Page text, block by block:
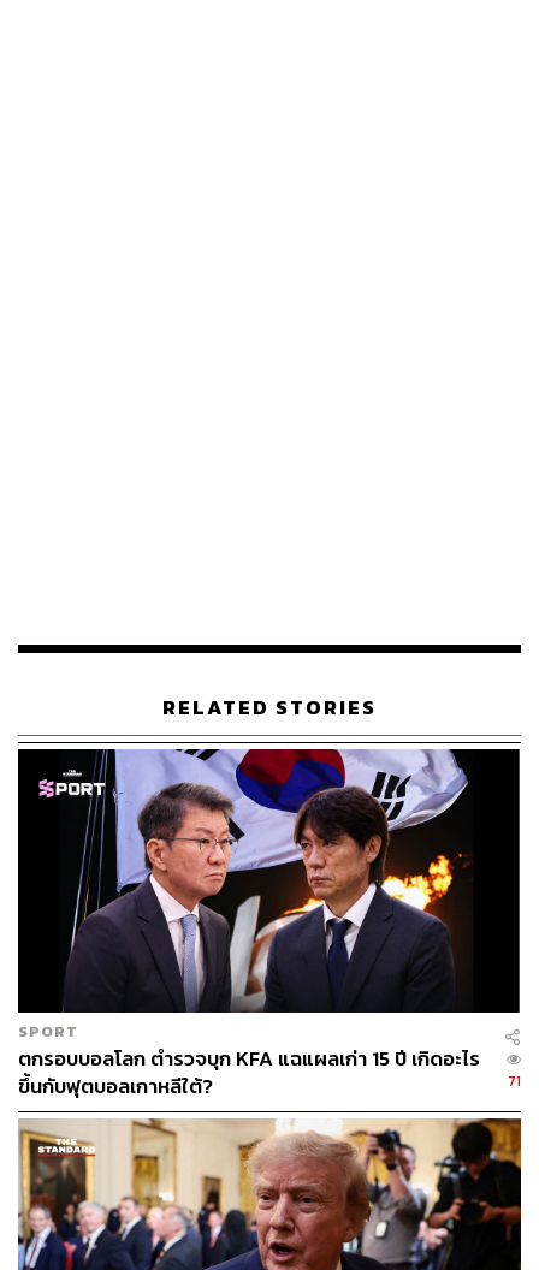
ดอลลาร์สหรัฐต่อตันในเดือนกรกฎาคม เนื่องจากการจับปลา
จากนั้นราคาจึงกลับมาปรับตัวเพิ่มขึ้น 12%MoM สู่ 1,400
ดอลลาร์สหรัฐต่อตันในเดือนกันยายน จากการจับปลาได้ลด
ลง TU ได้ปรับลดมุมมองเกี่ยวกับราคา Spot ปลาทูน่าท้อง
แถบในปี 2567 ลงสู่ 1,400-1,500 ดอลลาร์สหรัฐต่อตัน จาก
1,600 ดอลลาร์สหรัฐต่อตัน ที่ประเมินไว้ในช่วงต้นปี 2567
(เทียบกับ 1,407 ดอลลาร์สหรัฐต่อตันใน 9M67 และ 1,784
ดอลลาร์สหรัฐต่อตันในปี 2566)
ทั้งนี้ท่ามกลางสถานการณ์ราคาปลาทูน่าระดับต่ำ TU คาด
ว่าจะเปิดโอกาสให้บริษัทนำเงินไปใช้จ่ายด้านการตลาดได้
มากขึ้นเพื่อกระตุ้นยอดขายในธุรกิจแบรนด์ ในขณะเดียวกัน
บริษัทประเมินว่าจะไม่มีผลกระทบต่อออร์เดอร์กลุ่ม OEM
เนื่องจากราคาปลาทูน่าผันผวนเพียงช่วงเวลาสั้นๆ ทั้งนี้เมื่ออิง
กับราคาปลาทูน่าล่าสุด TU มีมุมมองเชิงบวกต่อยอดขาย
4Q67 ในแง่ของราคาและปริมาณการขาย YoY
การหยุดงานประท้วงที่ท่าเรือสหรัฐฯ คนงานที่ท่าเรือบริเวณ
ชายฝั่งตะวันออกของสหรัฐฯ ได้เริ่มหยุดงานประท้วงเมื่อวันที่
1 ตุลาคม จากประเด็นการปรับขึ้นค่าจ้างและความมั่นคงใน
RELATED STORIES
SPORT
ตกรอบบอลโลก ตำรวจบุก KFA แฉแผลเก่า 15 ปี เกิดอะไร
ขึ้นกับฟุตบอลเกาหลีใต้?
71